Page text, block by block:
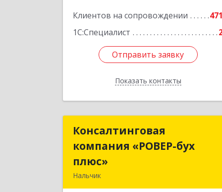
Клиентов на сопровождении
471
1С:Специалист
Отправить заявку
Показать контакты
Отправить заявку
Назад
Консалтинговая
компания «РОВЕР-бух
плюс»
Нальчик
Консалтинговая
компания «РОВЕР-бух